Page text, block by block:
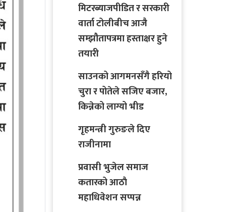
मिटरब्याजपीडित र सरकारी
वार्ता टोलीबीच आजै
सम्झौतापत्रमा हस्ताक्षर हुने
तयारी
साउनको आगमनसँगै हरियो
चुरा र पोतेले सजिए बजार,
किन्नेको लाग्यो भीड
गृहमन्त्री गुरुङले दिए
राजीनामा
प्रवासी भुजेल समाज
कतारको आठाै
महाधिवेशन सप्पन्न